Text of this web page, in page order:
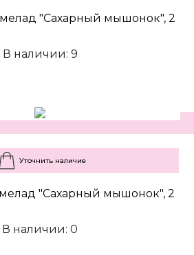
"Сахарный мышонок", 2
В наличии: 9
Уточнить наличие
"Сахарный мышонок", 2
В наличии: 0